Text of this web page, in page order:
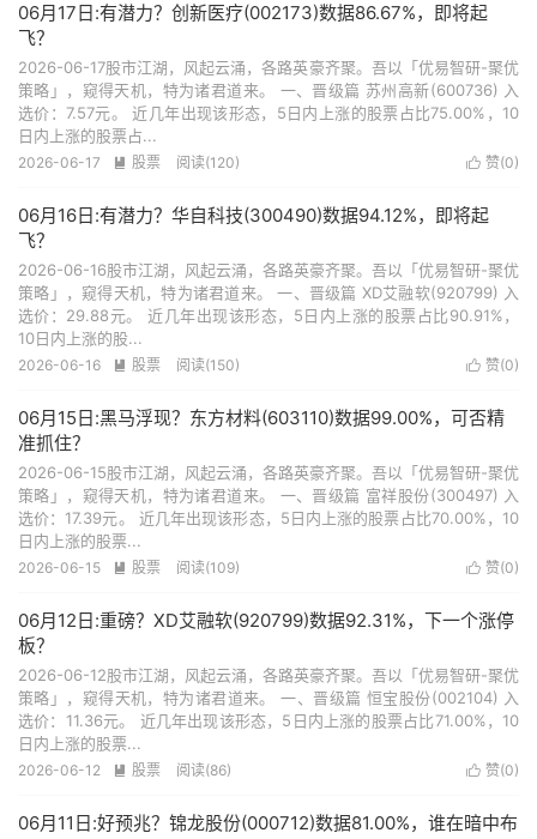
06月17日:有潜力？创新医疗(002173)数据86.67%，即将起
飞？
2026-06-17股市江湖，风起云涌，各路英豪齐聚。吾以「优易智研-聚优
策略」，窥得天机，特为诸君道来。 一、晋级篇 苏州高新(600736) 入
选价：7.57元。 近几年出现该形态，5日内上涨的股票占比75.00%，10
日内上涨的股票占...
 赞(0)
2026-06-17  股票 阅读(120)
06月16日:有潜力？华自科技(300490)数据94.12%，即将起
飞？
2026-06-16股市江湖，风起云涌，各路英豪齐聚。吾以「优易智研-聚优
策略」，窥得天机，特为诸君道来。 一、晋级篇 XD艾融软(920799) 入
选价：29.88元。 近几年出现该形态，5日内上涨的股票占比90.91%，
10日内上涨的股...
 赞(0)
2026-06-16  股票 阅读(150)
06月15日:黑马浮现？东方材料(603110)数据99.00%，可否精
准抓住？
2026-06-15股市江湖，风起云涌，各路英豪齐聚。吾以「优易智研-聚优
策略」，窥得天机，特为诸君道来。 一、晋级篇 富祥股份(300497) 入
选价：17.39元。 近几年出现该形态，5日内上涨的股票占比70.00%，10
日内上涨的股票...
 赞(0)
2026-06-15  股票 阅读(109)
06月12日:重磅？XD艾融软(920799)数据92.31%，下一个涨停
板？
2026-06-12股市江湖，风起云涌，各路英豪齐聚。吾以「优易智研-聚优
策略」，窥得天机，特为诸君道来。 一、晋级篇 恒宝股份(002104) 入
选价：11.36元。 近几年出现该形态，5日内上涨的股票占比71.00%，10
日内上涨的股票...
 赞(0)
2026-06-12  股票 阅读(86)
06月11日:好预兆？锦龙股份(000712)数据81.00%，谁在暗中布